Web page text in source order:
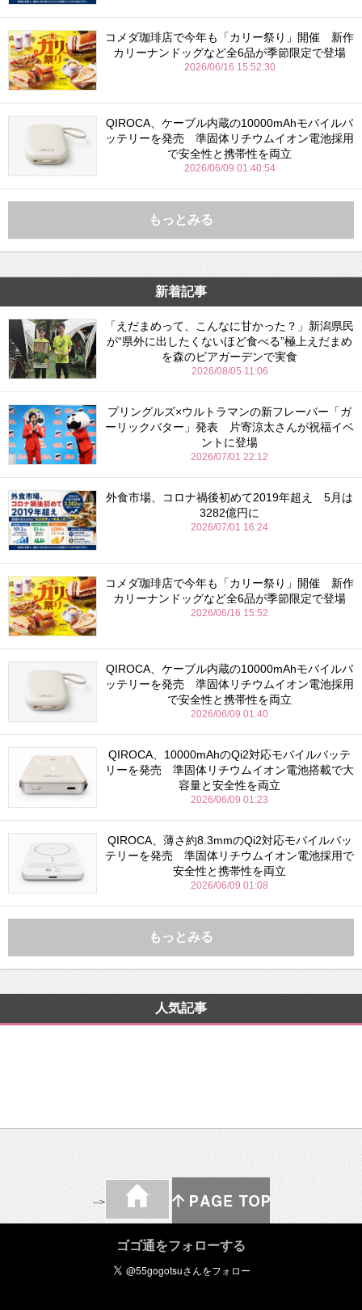
コメダ珈琲店で今年も「カリー祭り」開催 新作
カリーナンドッグなど全6品が季節限定で登場
2026/06/16 15:52:30
QIROCA、ケーブル内蔵の10000mAhモバイルバ
ッテリーを発売 準固体リチウムイオン電池採用
で安全性と携帯性を両立
2026/06/09 01:40:54
もっとみる
新着記事
「えだまめって、こんなに甘かった？」新潟県民
が“県外に出したくないほど食べる”極上えだまめ
を森のビアガーデンで実食
2026/08/05 11:06
プリングルズ×ウルトラマンの新フレーバー「ガ
ーリックバター」発表 片寄涼太さんが祝福イベ
ントに登場
2026/07/01 22:12
外食市場、コロナ禍後初めて2019年超え 5月は
3282億円に
2026/07/01 16:24
コメダ珈琲店で今年も「カリー祭り」開催 新作
カリーナンドッグなど全6品が季節限定で登場
2026/06/16 15:52
QIROCA、ケーブル内蔵の10000mAhモバイルバ
ッテリーを発売 準固体リチウムイオン電池採用
で安全性と携帯性を両立
2026/06/09 01:40
QIROCA、10000mAhのQi2対応モバイルバッテ
リーを発売 準固体リチウムイオン電池搭載で大
容量と安全性を両立
2026/06/09 01:23
QIROCA、薄さ約8.3mmのQi2対応モバイルバッ
テリーを発売 準固体リチウムイオン電池採用で
安全性と携帯性を両立
2026/06/09 01:08
もっとみる
人気記事
-->
ゴゴ通をフォローする